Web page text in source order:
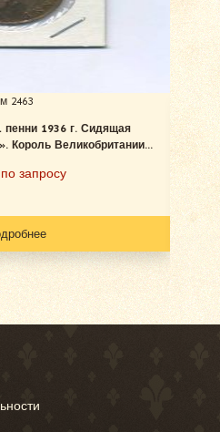
м 2463
пенни 1936 г. Сидящая
Король Великобритании...
запросу